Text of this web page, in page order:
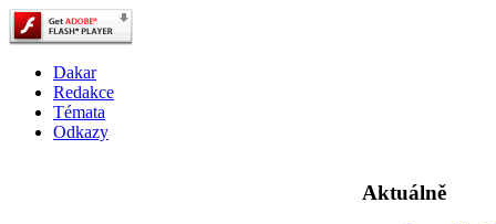
Dakar
Redakce
Témata
Odkazy
Aktuálně